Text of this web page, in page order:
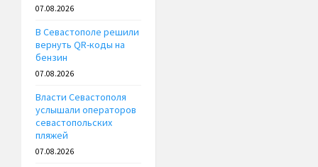
07.08.2026
В Севастополе решили
вернуть QR-коды на
бензин
07.08.2026
Власти Севастополя
услышали операторов
севастопольских
пляжей
07.08.2026